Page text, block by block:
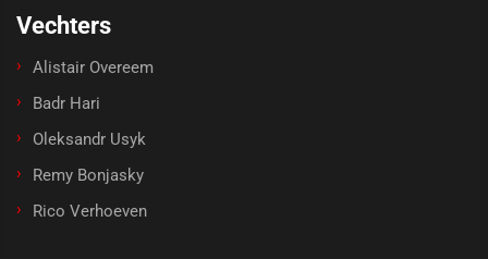
Vechters
Alistair Overeem
Badr Hari
Oleksandr Usyk
Remy Bonjasky
Rico Verhoeven